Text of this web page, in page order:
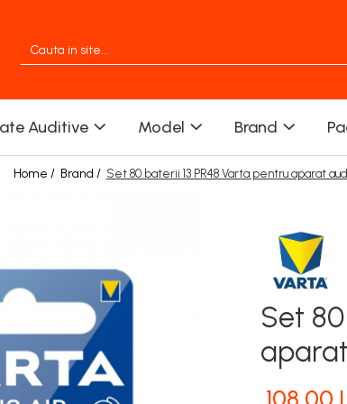
Auditive Model Brand
Home / Brand / Set 80 baterii 13 PR48 Varta pentru aparat
Set